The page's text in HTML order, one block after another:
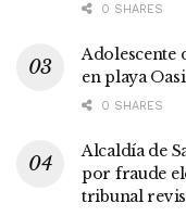
0 SHARES
Adolescente
en playa
0 SHARES
Alcaldía de
por fraude
tribunal